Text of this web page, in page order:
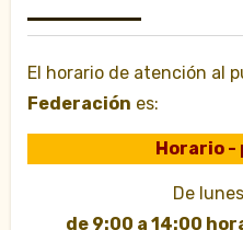
El horario de atención al
Federación es:
Horario -
De
de 9:00 a 14:00